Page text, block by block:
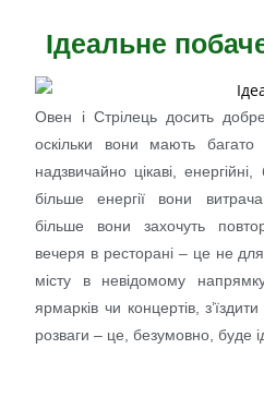
Ідеальне
Овен і Стрілець досить
оскільки вони мають багато
надзвичайно цікаві,
більше енергії вони
більше вони захочуть
вечеря в ресторані – це не
місту в невідомому
ярмарків чи концертів,
розваги – це, безумовно, буде